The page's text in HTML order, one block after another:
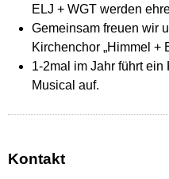
ELJ + WGT werden
Gemeinsam freuen wir
Kirchenchor „Himmel +
1-2mal im Jahr führt
Musical auf.
Kontakt